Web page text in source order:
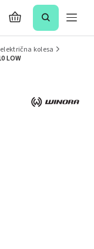
kolesa
LOW